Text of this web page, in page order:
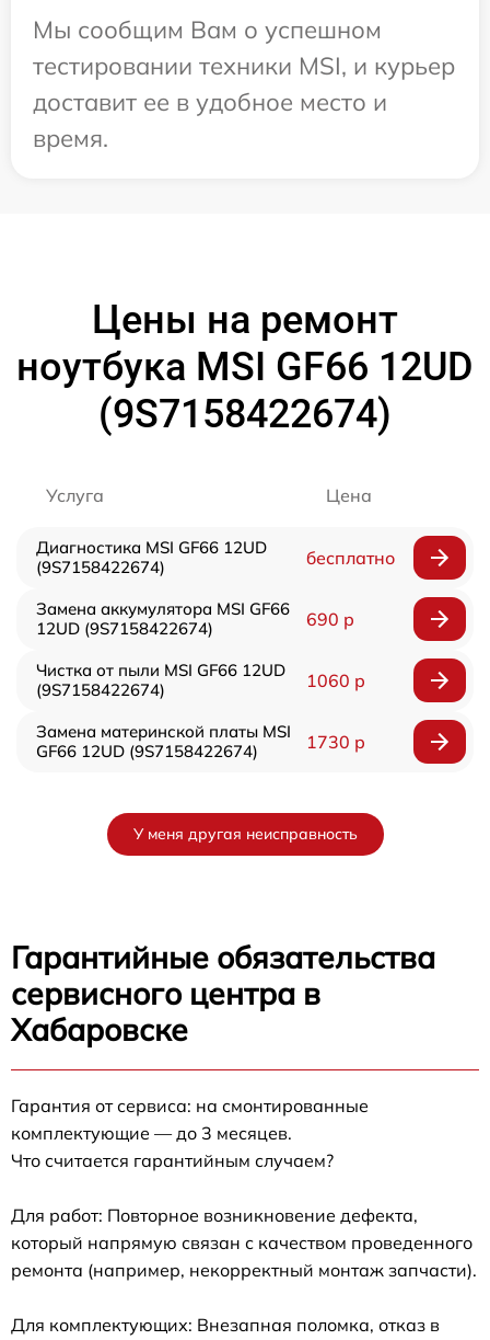
Мы сообщим Вам о успешном
тестировании техники MSI, и курьер
доставит ее в удобное место и
время.
Цены на ремонт
ноутбука MSI GF66 12UD
(9S7158422674)
Услуга Цена
Диагностика MSI GF66 12UD
(9S7158422674)
бесплатно
Замена аккумулятора MSI GF66
12UD (9S7158422674)
690 р
Чистка от пыли MSI GF66 12UD
(9S7158422674)
1060 р
Замена материнской платы MSI
GF66 12UD (9S7158422674)
1730 р
У меня другая неисправность
Гарантийные обязательства
сервисного центра в
Хабаровске
Гарантия от сервиса: на смонтированные
комплектующие — до 3 месяцев.
Что считается гарантийным случаем?
Для работ: Повторное возникновение дефекта,
который напрямую связан с качеством проведенного
ремонта (например, некорректный монтаж запчасти).
Для комплектующих: Внезапная поломка, отказ в